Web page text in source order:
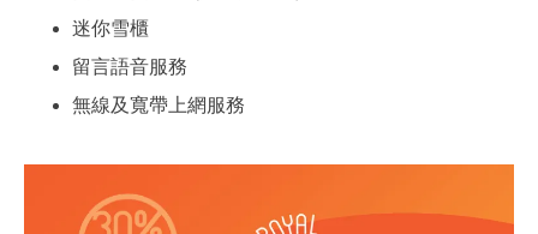
迷你雪櫃
留言語音服務
無線及寬帶上網服務